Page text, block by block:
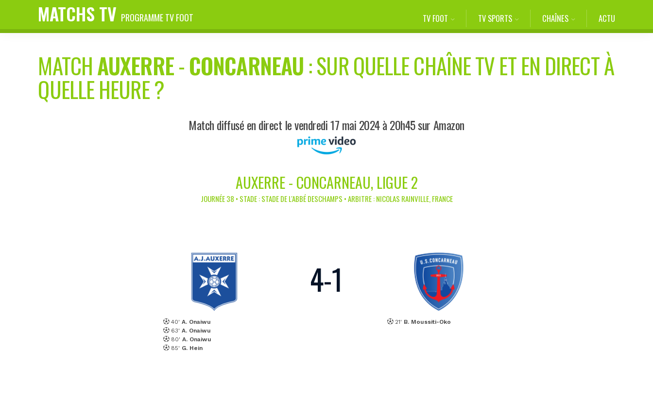
MATCHS TV PROGRAMME TV FOOT TV FOOT TV SPORTS CHAÎNES ACTU
MATCHAUXERRE-CONCARNEAU: SUR QUELLE CHAÎNE TV ET EN DIRECT À
QUELLE HEURE ?
Match diffusé en direct le vendredi 17 mai 2024 à 20h45 sur Amazon
AUXERRE - CONCARNEAU, LIGUE 2
JOURNÉE 38 • STADE : STADE DE L'ABBÉ DESCHAMPS • ARBITRE : NICOLAS RAINVILLE, FRANCE
40' A. Onaiwu
63' A. Onaiwu
80' A. Onaiwu
85' G. Hein
4-1
21' B. Moussiti-Oko